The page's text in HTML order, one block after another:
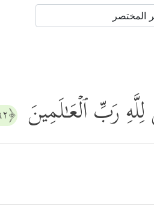
رَبِّ ٱلۡعَـٰلَمِینَ ﴿١٦٢﴾